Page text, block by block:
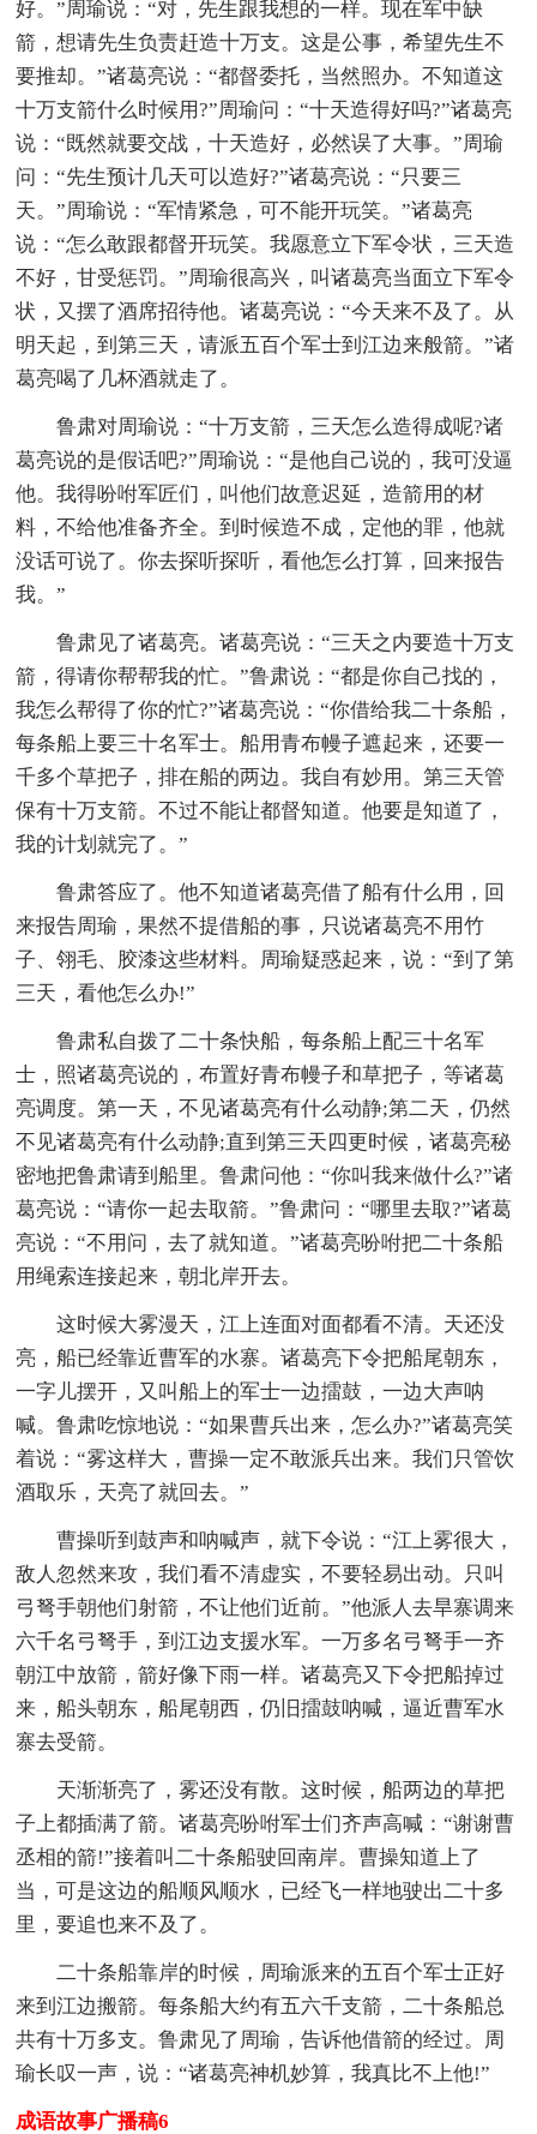
好。”周瑜说：“对，先生跟我想的一样。现在军中缺
箭，想请先生负责赶造十万支。这是公事，希望先生不
要推却。”诸葛亮说：“都督委托，当然照办。不知道这
十万支箭什么时候用?”周瑜问：“十天造得好吗?”诸葛亮
说：“既然就要交战，十天造好，必然误了大事。”周瑜
问：“先生预计几天可以造好?”诸葛亮说：“只要三
天。”周瑜说：“军情紧急，可不能开玩笑。”诸葛亮
说：“怎么敢跟都督开玩笑。我愿意立下军令状，三天造
不好，甘受惩罚。”周瑜很高兴，叫诸葛亮当面立下军令
状，又摆了酒席招待他。诸葛亮说：“今天来不及了。从
明天起，到第三天，请派五百个军士到江边来般箭。”诸
葛亮喝了几杯酒就走了。
鲁肃对周瑜说：“十万支箭，三天怎么造得成呢?诸
葛亮说的是假话吧?”周瑜说：“是他自己说的，我可没逼
他。我得吩咐军匠们，叫他们故意迟延，造箭用的材
料，不给他准备齐全。到时候造不成，定他的罪，他就
没话可说了。你去探听探听，看他怎么打算，回来报告
我。”
鲁肃见了诸葛亮。诸葛亮说：“三天之内要造十万支
箭，得请你帮帮我的忙。”鲁肃说：“都是你自己找的，
我怎么帮得了你的忙?”诸葛亮说：“你借给我二十条船，
每条船上要三十名军士。船用青布幔子遮起来，还要一
千多个草把子，排在船的两边。我自有妙用。第三天管
保有十万支箭。不过不能让都督知道。他要是知道了，
我的计划就完了。”
鲁肃答应了。他不知道诸葛亮借了船有什么用，回
来报告周瑜，果然不提借船的事，只说诸葛亮不用竹
子、翎毛、胶漆这些材料。周瑜疑惑起来，说：“到了第
三天，看他怎么办!”
鲁肃私自拨了二十条快船，每条船上配三十名军
士，照诸葛亮说的，布置好青布幔子和草把子，等诸葛
亮调度。第一天，不见诸葛亮有什么动静;第二天，仍然
不见诸葛亮有什么动静;直到第三天四更时候，诸葛亮秘
密地把鲁肃请到船里。鲁肃问他：“你叫我来做什么?”诸
葛亮说：“请你一起去取箭。”鲁肃问：“哪里去取?”诸葛
亮说：“不用问，去了就知道。”诸葛亮吩咐把二十条船
用绳索连接起来，朝北岸开去。
这时候大雾漫天，江上连面对面都看不清。天还没
亮，船已经靠近曹军的水寨。诸葛亮下令把船尾朝东，
一字儿摆开，又叫船上的军士一边擂鼓，一边大声呐
喊。鲁肃吃惊地说：“如果曹兵出来，怎么办?”诸葛亮笑
着说：“雾这样大，曹操一定不敢派兵出来。我们只管饮
酒取乐，天亮了就回去。”
曹操听到鼓声和呐喊声，就下令说：“江上雾很大，
敌人忽然来攻，我们看不清虚实，不要轻易出动。只叫
弓弩手朝他们射箭，不让他们近前。”他派人去旱寨调来
六千名弓弩手，到江边支援水军。一万多名弓弩手一齐
朝江中放箭，箭好像下雨一样。诸葛亮又下令把船掉过
来，船头朝东，船尾朝西，仍旧擂鼓呐喊，逼近曹军水
寨去受箭。
天渐渐亮了，雾还没有散。这时候，船两边的草把
子上都插满了箭。诸葛亮吩咐军士们齐声高喊：“谢谢曹
丞相的箭!”接着叫二十条船驶回南岸。曹操知道上了
当，可是这边的船顺风顺水，已经飞一样地驶出二十多
里，要追也来不及了。
二十条船靠岸的时候，周瑜派来的五百个军士正好
来到江边搬箭。每条船大约有五六千支箭，二十条船总
共有十万多支。鲁肃见了周瑜，告诉他借箭的经过。周
瑜长叹一声，说：“诸葛亮神机妙算，我真比不上他!”
成语故事广播稿6